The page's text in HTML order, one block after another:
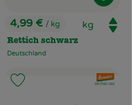
, Preis:
4,99 € / kg
Rettich schwarz
, Herkunft:
Deutschland
, Verband:
, Kontrollstelle:
DE-ÖKO-022
Produkt zu Favouriten